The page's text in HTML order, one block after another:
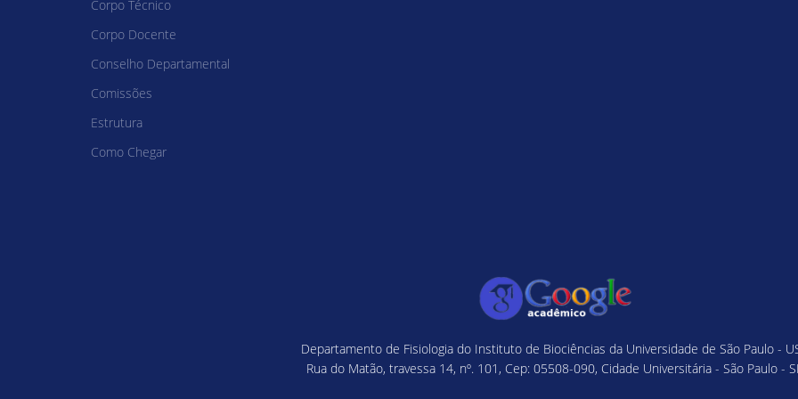
Corpo Técnico
Corpo Docente
Conselho Departamental
Comissões
Estrutura
Como Chegar
Departamento de Fisiologia do Instituto de Biociências da Universidade de São Paulo -
Rua do Matão, travessa 14, nº. 101, Cep: 05508-090, Cidade Universitária - São Paulo -